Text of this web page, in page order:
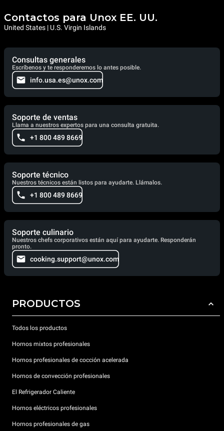
Contactos para Unox EE. UU.
United States | U.S. Virgin Islands
Consultas generales
Escríbenos y te responderemos lo antes posible.
info.usa.es@unox.com
Soporte de ventas
Llama a nuestros expertos para una consulta gratuita.
+1 800 489 8669
Soporte técnico
Nuestros técnicos están listos para ayudarte. Llámalos.
+1 800 489 8669
Soporte culinario
Nuestros chefs corporativos están aquí para ayudarte. Responderán
pronto.
cooking.support@unox.com
PRODUCTOS
Todos los productos
Hornos mixtos profesionales
Hornos profesionales de cocción acelerada
Hornos de convección profesionales
El Refrigerador Caliente
Hornos eléctricos profesionales
Hornos profesionales de gas